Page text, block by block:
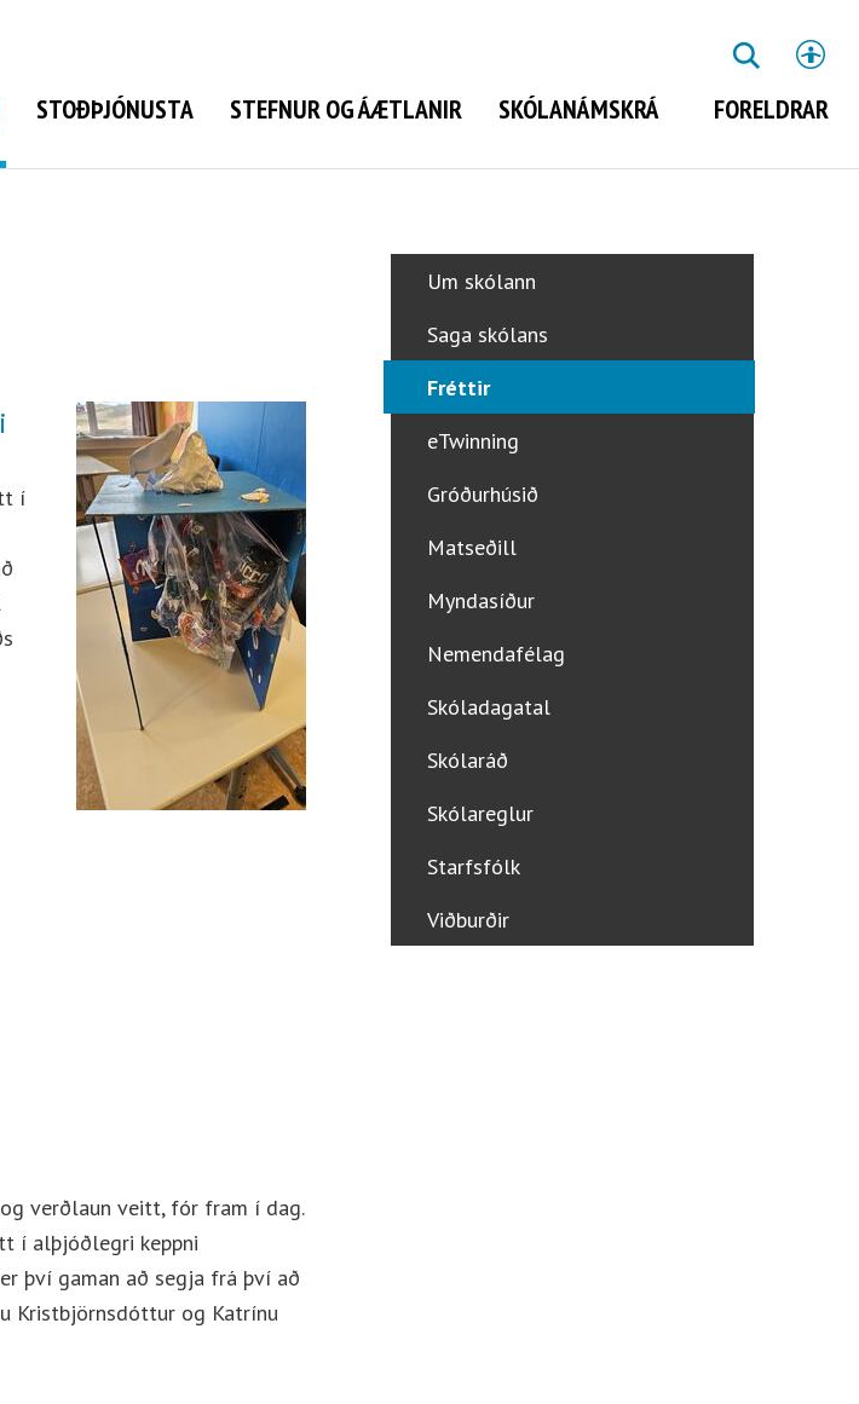
í
verðlaun veitt, fór fram í dag.
í alþjóðlegri keppni
því gaman að segja frá því að
Kristbjörnsdóttur og Katrínu
STOÐÞJÓNUSTA STEFNUR OG ÁÆTLANIR SKÓLANÁMSKRÁ FORELDRAR
LEITA
Um skólann
Saga skólans
Fréttir
eTwinning
Gróðurhúsið
Matseðill
Myndasíður
Nemendafélag
Skóladagatal
Skólaráð
Skólareglur
Starfsfólk
Viðburðir